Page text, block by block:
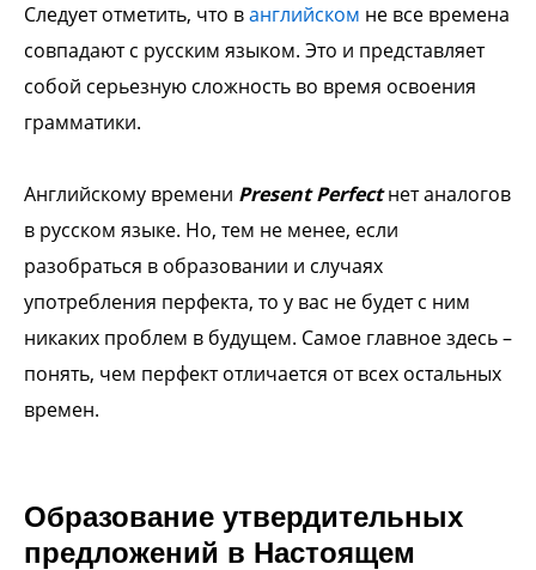
Следует отметить, что ванглийском не все времена
совпадают с русским языком. Это и представляет
собой серьезную сложность во время освоения
грамматики.
Английскому времени Present Perfect нет аналогов
в русском языке. Но, тем не менее, если
разобраться в образовании и случаях
употребления перфекта, то у вас не будет с ним
никаких проблем в будущем. Самое главное здесь –
понять, чем перфект отличается от всех остальных
времен.
Образование утвердительных
предложений в Настоящем